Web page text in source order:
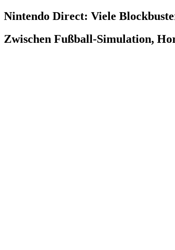
Nintendo Direct: Viele
Zwischen Fußball-Simulation,